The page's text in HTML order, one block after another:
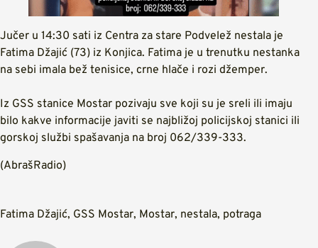
Jučer u 14:30 sati iz Centra za stare Podvelež nestala je
Fatima Džajić (73) iz Konjica. Fatima je u trenutku nestanka
na sebi imala bež tenisice, crne hlače i rozi džemper.
Iz GSS stanice Mostar pozivaju sve koji su je sreli ili imaju
bilo kakve informacije javiti se najbližoj policijskoj stanici ili
gorskoj službi spašavanja na broj 062/339-333.
(AbrašRadio)
Fatima Džajić, GSS Mostar, Mostar, nestala, potraga